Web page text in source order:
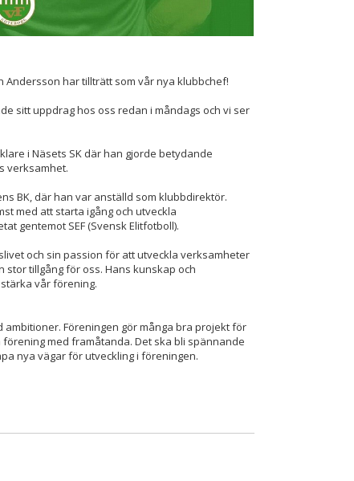
Andersson har tillträtt som vår nya klubbchef!
sitt uppdrag hos oss redan i måndags och vi ser
i Näsets SK där han gjorde betydande
verksamhet.
BK, där han var anställd som klubbdirektör.
med att starta igång och utveckla
gentemot SEF (Svensk Elitfotboll).
och sin passion för att utveckla verksamheter
stor tillgång för oss. Hans kunskap och
vår förening.
ambitioner. Föreningen gör många bra projekt för
med framåtanda. Det ska bli spännande
nya vägar för utveckling i föreningen.